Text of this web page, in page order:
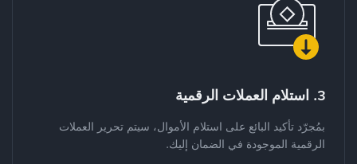
3. استلام العملات الرقمية
بمُجرّد تأكيد البائع على استلام الأموال، سيتم تحرير العملات
الرقمية الموجودة في الضمان إليك.